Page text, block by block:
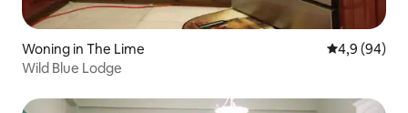
Woning in The Lime Gemiddelde
4,9 (94)
Wild Blue Lodge